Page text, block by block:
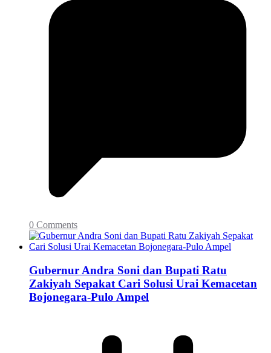
0 Comments
Gubernur Andra Soni dan Bupati Ratu
Zakiyah Sepakat Cari Solusi Urai Kemacetan
Bojonegara-Pulo Ampel